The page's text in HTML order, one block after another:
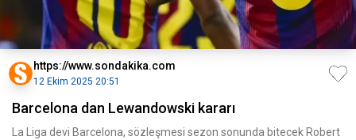
https://www.sondakika.com
12 Ekim 2025 20:51
Barcelona dan Lewandowski kararı
La Liga devi Barcelona, sözleşmesi sezon sonunda bitecek Robert